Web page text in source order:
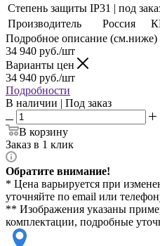
Степень защиты IP31 | под
Производитель
Россия
Подробное описание (см.ниже)
34 940 руб./шт
Варианты цен
34 940 руб./шт
Подробности
В наличии | Под заказ
В корзину
Заказ в 1 клик
Обратите внимание!
* Цена варьируется при
уточняйте по email или
** Изображения указаны
комплектации, подробные